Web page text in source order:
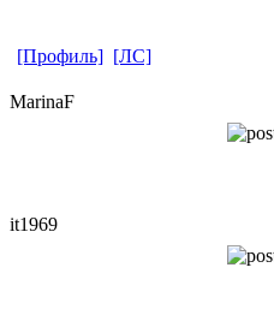
[Профиль] [ЛС]
MarinaF
it1969